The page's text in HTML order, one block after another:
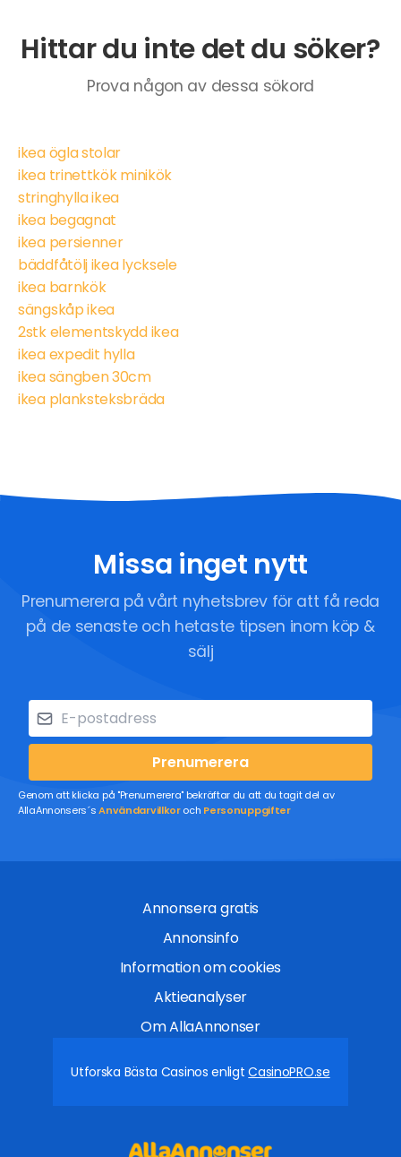
Hittar du inte det du söker?
Prova någon av dessa sökord
ikea ögla stolar
ikea trinettkök minikök
stringhylla ikea
ikea begagnat
ikea persienner
bäddfåtölj ikea lycksele
ikea barnkök
sängskåp ikea
2stk elementskydd ikea
ikea expedit hylla
ikea sängben 30cm
ikea planksteksbräda
Missa inget nytt
Prenumerera på vårt nyhetsbrev för att få reda
på de senaste och hetaste tipsen inom köp &
sälj
Prenumerera
Genom att klicka på "Prenumerera" bekräftar du att du tagit del av
AllaAnnonsers´sAnvändarvillkoroch Personuppgifter
Annonsera gratis
Annonsinfo
Information om cookies
Aktieanalyser
Om AllaAnnonser
Utforska Bästa Casinos enligtCasinoPRO.se